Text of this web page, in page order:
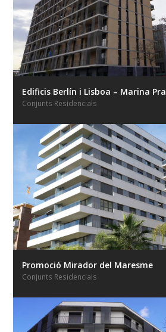
Edificis Berlín i Lisboa – Marina
Conjunts Residencials
Promoció Mirador del Maresme
Conjunts Residencials